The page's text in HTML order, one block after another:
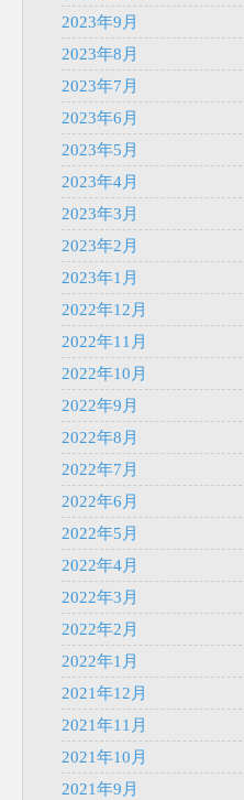
2023年9月
2023年8月
2023年7月
2023年6月
2023年5月
2023年4月
2023年3月
2023年2月
2023年1月
2022年12月
2022年11月
2022年10月
2022年9月
2022年8月
2022年7月
2022年6月
2022年5月
2022年4月
2022年3月
2022年2月
2022年1月
2021年12月
2021年11月
2021年10月
2021年9月